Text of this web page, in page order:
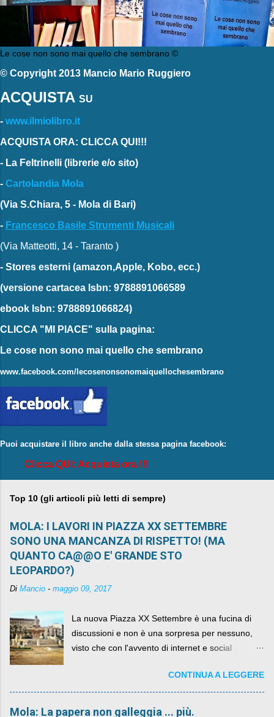
Le cose non sono mai quello che sembrano ©
© Copyright 2013 Mancio Mario Ruggiero
ACQUISTA SU
- www.ilmiolibro.it
ACQUISTA ORA: CLICCA QUI!!!
- La Feltrinelli (librerie e/o sito)
- Cartolandia Mola
(Via S.Chiara, 5 - Mola di Bari)
- Francesco Basile Strumenti Musicali
(Via Matteotti, 14 - Taranto )
- Stores esterni (amazon,Apple, Kobo, ecc.)
(versione cartacea Isbn: 9788891066589
ebook Isbn: 9788891066824)
CLICCA "MI PIACE" sulla pagina:
Le cose non sono mai quello che sembrano
www.facebook.com/lecosenonsonomaiquellochesembrano
Puoi acquistare il libro anche dalla stessa pagina facebook:
Clicca QUI: Acquista ora !!!
Top 10 (gli articoli più letti di sempre)
MOLA: I LAVORI IN PIAZZA XX SETTEMBRE
SONO UNA MANCANZA DI RISPETTO! (MA
QUANTO CA@@O E' GRANDE STO
LEOPARDO?)
Di Mancio - maggio 09, 2017
La nuova Piazza XX Settembre è una fucina di
discussioni e non è una sorpresa per nessuno,
visto che con l'avvento di internet e social
sua lasciandone anche traccia scritta nel web.
CONTINUA A LEGGERE
Mola: La papera non galleggia ... più.